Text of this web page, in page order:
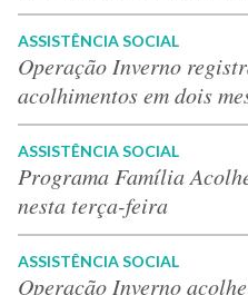
ASSISTÊNCIA SOCIAL
Operação Inverno
acolhimentos em dois
ASSISTÊNCIA SOCIAL
Programa Família
nesta terça-feira
ASSISTÊNCIA SOCIAL
Operação Inverno